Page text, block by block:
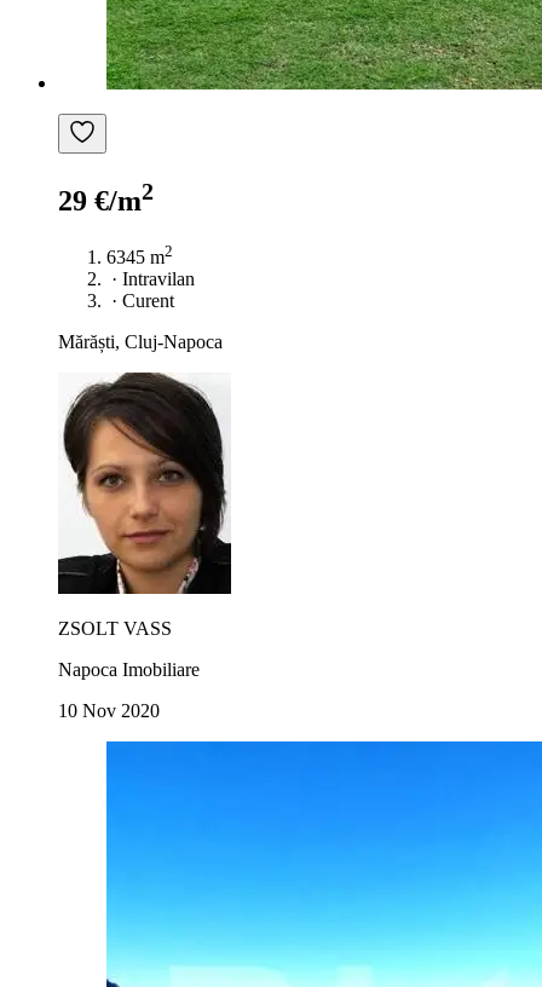
29 €/m2
6345 m2
· Intravilan
· Curent
Mărăști, Cluj-Napoca
ZSOLT VASS
Napoca Imobiliare
10 Nov 2020